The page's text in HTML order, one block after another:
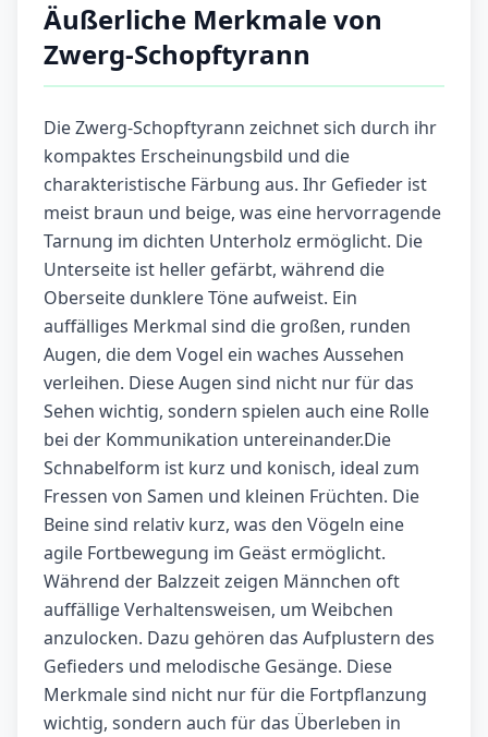
Äußerliche Merkmale von
Zwerg-Schopftyrann
Die Zwerg-Schopftyrann zeichnet sich durch ihr
kompaktes Erscheinungsbild und die
charakteristische Färbung aus. Ihr Gefieder ist
meist braun und beige, was eine hervorragende
Tarnung im dichten Unterholz ermöglicht. Die
Unterseite ist heller gefärbt, während die
Oberseite dunklere Töne aufweist. Ein
auffälliges Merkmal sind die großen, runden
Augen, die dem Vogel ein waches Aussehen
verleihen. Diese Augen sind nicht nur für das
Sehen wichtig, sondern spielen auch eine Rolle
bei der Kommunikation untereinander.Die
Schnabelform ist kurz und konisch, ideal zum
Fressen von Samen und kleinen Früchten. Die
Beine sind relativ kurz, was den Vögeln eine
agile Fortbewegung im Geäst ermöglicht.
Während der Balzzeit zeigen Männchen oft
auffällige Verhaltensweisen, um Weibchen
anzulocken. Dazu gehören das Aufplustern des
Gefieders und melodische Gesänge. Diese
Merkmale sind nicht nur für die Fortpflanzung
wichtig, sondern auch für das Überleben in